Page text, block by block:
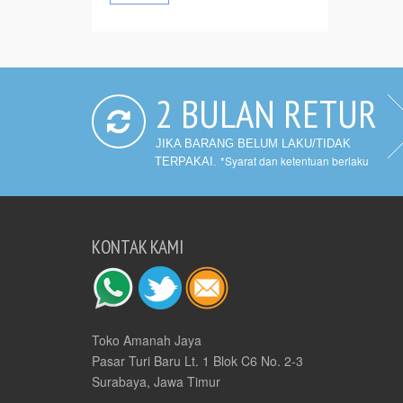
2 BULAN RETUR
JIKA BARANG BELUM LAKU/TIDAK
TERPAKAI. *Syarat dan ketentuan berlaku
KONTAK KAMI
Toko Amanah Jaya
Pasar Turi Baru Lt. 1 Blok C6 No. 2-3
Surabaya, Jawa Timur